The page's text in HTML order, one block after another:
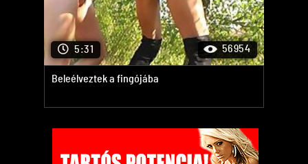
Beleélveztek a fingójába
5:31 56954